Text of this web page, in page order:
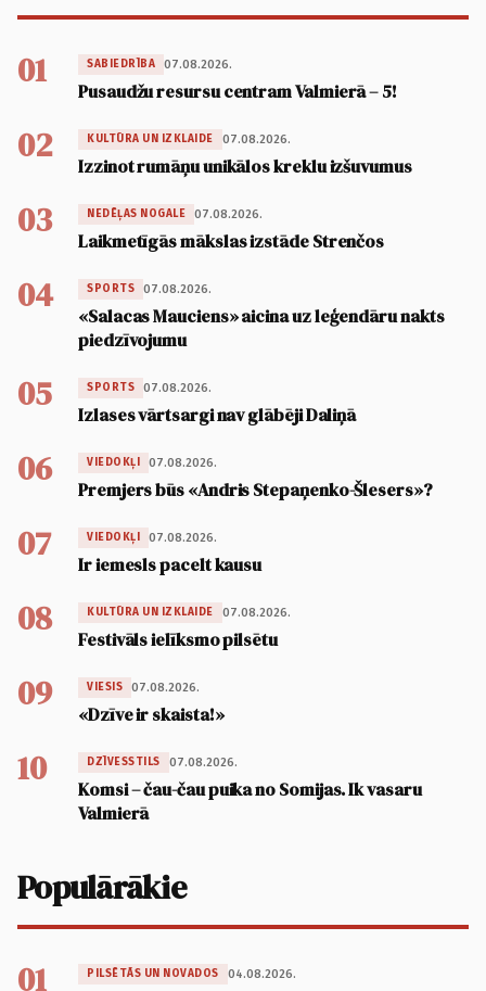
01 SABIEDRĪBA 07.08.2026.
Pusaudžu resursu centram Valmierā – 5!
02 KULTŪRA UN IZKLAIDE 07.08.2026.
Izzinot rumāņu unikālos kreklu izšuvumus
03 NEDĒĻAS NOGALE 07.08.2026.
Laikmetīgās mākslas izstāde Strenčos
04 SPORTS 07.08.2026.
«Salacas Mauciens» aicina uz leģendāru nakts
piedzīvojumu
05 SPORTS 07.08.2026.
Izlases vārtsargi nav glābēji Daliņā
06 VIEDOKĻI 07.08.2026.
Premjers būs «Andris Stepaņenko-Šlesers»?
07 VIEDOKĻI 07.08.2026.
Ir iemesls pacelt kausu
08 KULTŪRA UN IZKLAIDE 07.08.2026.
Festivāls ielīksmo pilsētu
09 VIESIS 07.08.2026.
«Dzīve ir skaista!»
10 DZĪVESSTILS 07.08.2026.
Komsi – čau-čau puika no Somijas. Ik vasaru
Valmierā
Populārākie
01 PILSĒTĀS UN NOVADOS 04.08.2026.